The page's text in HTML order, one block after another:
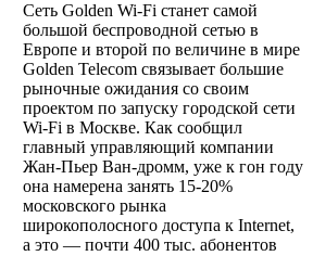
Сеть Golden Wi-Fi станет самой
большой беспроводной сетью в
Европе и второй по величине в мире
Golden Telecom связывает большие
рыночные ожидания со своим
проектом по запуску городской сети
Wi-Fi в Москве. Как сообщил
главный управляющий компании
Жан-Пьер Ван-дромм, уже к гон году
она намерена занять 15-20%
московского рынка
широкополосного доступа к Internet,
а это — почти 400 тыс. абонентов